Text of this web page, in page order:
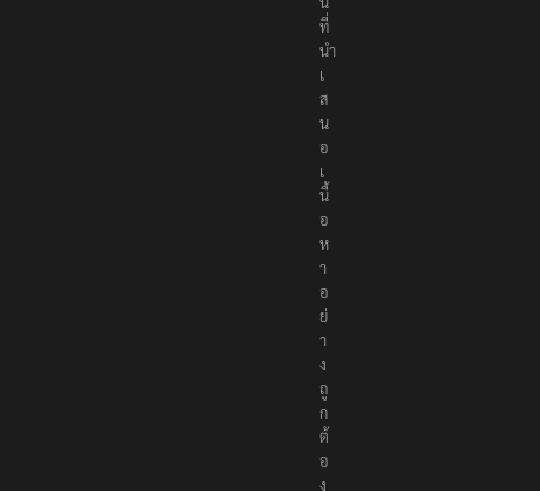
ที่
นำ
เ
ส
น
อ
เ
นื้
อ
ห
า
อ
ย่
า
ง
ถู
ก
ต้
อ
ง